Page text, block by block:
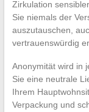
Zirkulation
Sie niemals der
auszutauschen,
vertrauenswürdig
Anonymität wird in
Sie eine neutrale
Ihrem
Verpackung und